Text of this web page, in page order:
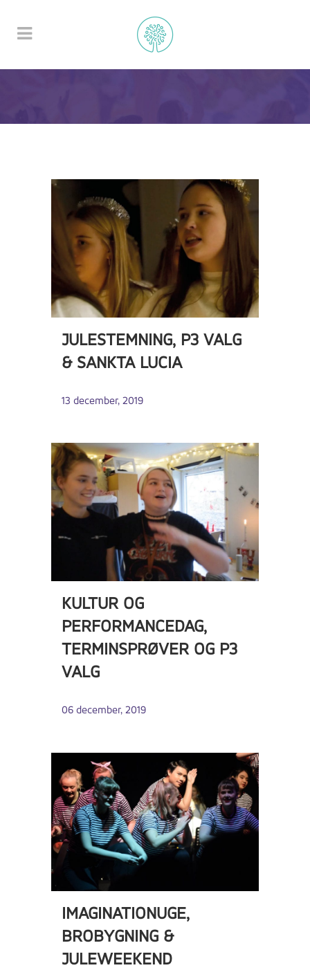
JULESTEMNING, P3 VALG
& SANKTA LUCIA
13 december, 2019
KULTUR OG
PERFORMANCEDAG,
TERMINSPRØVER OG P3
VALG
06 december, 2019
IMAGINATIONUGE,
BROBYGNING &
JULEWEEKEND